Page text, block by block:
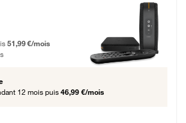
12 mois puis 51,99 € par mois, Engagement 12 mois
51,99 €/mois
12 mois puis 46,99 €/mois